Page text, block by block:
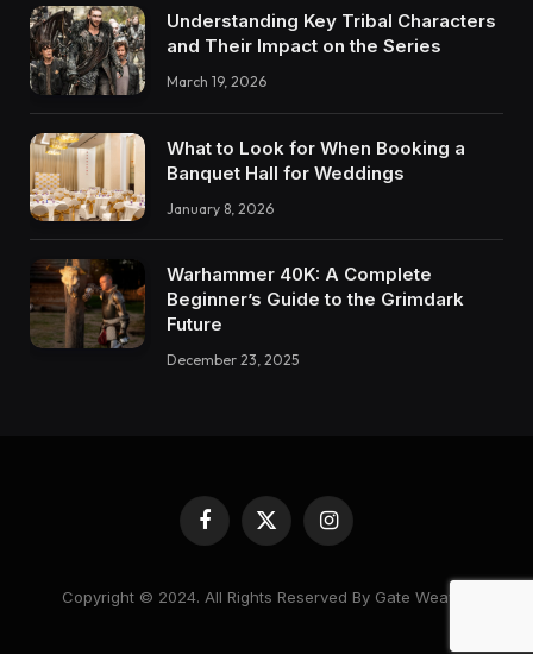
Understanding Key Tribal Characters
and Their Impact on the Series
March 19, 2026
What to Look for When Booking a
Banquet Hall for Weddings
January 8, 2026
Warhammer 40K: A Complete
Beginner’s Guide to the Grimdark
Future
December 23, 2025
Facebook
X
Instagram
Copyright © 2024. All Rights Reserved By Gate Weaver